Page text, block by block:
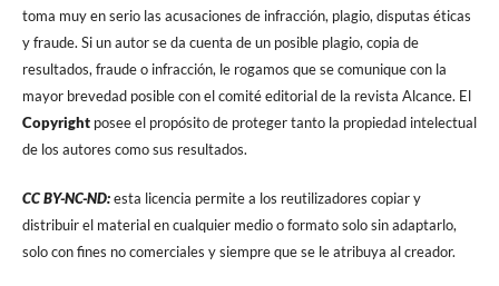
toma muy en serio las acusaciones de infracción, plagio, disputas éticas
y fraude. Si un autor se da cuenta de un posible plagio, copia de
resultados, fraude o infracción, le rogamos que se comunique con la
mayor brevedad posible con el comité editorial de la revista Alcance. El
Copyrightposee el propósito de proteger tanto la propiedad intelectual
de los autores como sus resultados.
CC BY-NC-ND:esta licencia permite a los reutilizadores copiar y
distribuir el material en cualquier medio o formato solo sin adaptarlo,
solo con fines no comerciales y siempre que se le atribuya al creador.